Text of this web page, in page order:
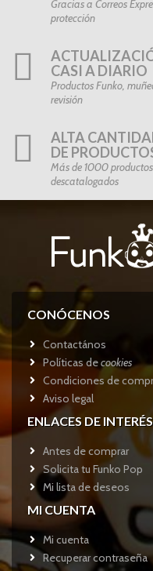
Gracias a Correos
protección
CASI A DIARIO
Productos Funko,
revisión
ALTA
DE
Más de 1000
descatalogados
CONÓCENOS
Contactános
Políticas decookies
Condiciones de
Aviso legal
ENLACES DE INTERÉS
Antes de comprar
Solicita tu Funko Pop
Mi lista de deseos
MI CUENTA
Mi cuenta
Recuperar contraseña